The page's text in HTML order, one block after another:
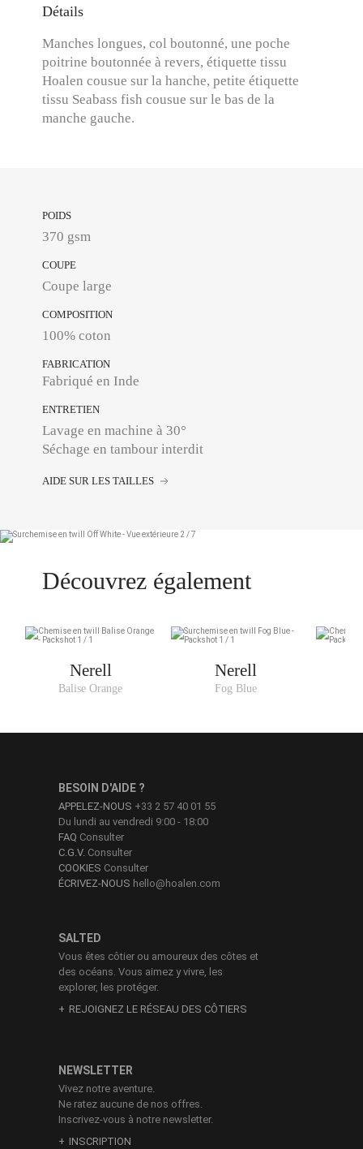
Détails
Manches longues, col boutonné, une poche
poitrine boutonnée à revers, étiquette tissu
Hoalen cousue sur la hanche, petite étiquette
tissu Seabass fish cousue sur le bas de la
manche gauche.
POIDS
370 gsm
COUPE
Coupe large
COMPOSITION
100% coton
FABRICATION
Fabriqué en Inde
ENTRETIEN
Lavage en machine à 30°
Séchage en tambour interdit
AIDE SUR LES TAILLES
Découvrez également
Nerell
Balise Orange
Nerell
Fog Blue
SALTED
Vous êtes côtier ou amoureux des côtes et
des océans. Vous aimez y vivre, les
explorer, les protéger.
REJOIGNEZ LE RÉSEAU DES CÔTIERS
BESOIN D'AIDE ?
APPELEZ-NOUS +33 2 57 40 01 55
Du lundi au vendredi 9:00 - 18:00
FAQ Consulter
C.G.V. Consulter
COOKIES Consulter
ÉCRIVEZ-NOUS hello@hoalen.com
NEWSLETTER
Vivez notre aventure.
Ne ratez aucune de nos offres.
Inscrivez-vous à notre newsletter.
INSCRIPTION